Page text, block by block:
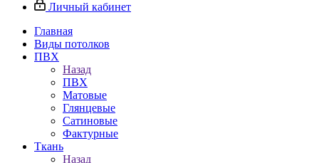
Личный кабинет
Главная
Виды потолков
ПВХ
Назад
ПВХ
Матовые
Глянцевые
Сатиновые
Фактурные
Ткань
Назад